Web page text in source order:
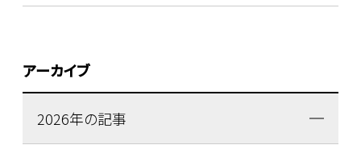
アーカイブ
2026年の記事